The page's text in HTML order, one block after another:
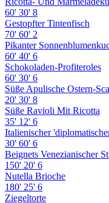
60' 30' 8
Gestopfter Tintenfisch
70' 60' 2
Pikanter
60' 40' 6
Schokoladen-Profiteroles
60' 30' 6
Süße Apulische Ostern-
20' 30' 8
Süße Ravioli Mit Ricotta
35' 12' 6
Italienischer
30' 60' 6
Beignets Venezianischer
150' 20' 6
Nutella Brioche
180' 25' 6
Ziegeltorte